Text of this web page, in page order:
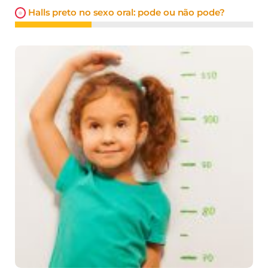
Halls preto no sexo oral: pode ou não pode?